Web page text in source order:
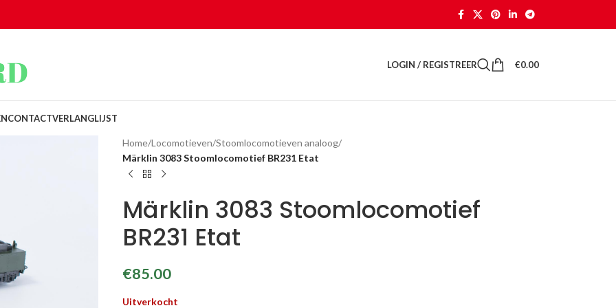
LOGIN / REGISTREER €0.00
CONTACTVERLANGLIJST
Home/Locomotieven/Stoomlocomotieven analoog/
Märklin 3083 Stoomlocomotief BR231 Etat
Märklin 3083 Stoomlocomotief
BR231 Etat
€85.00
Uitverkocht